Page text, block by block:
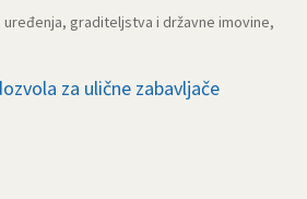
graditeljstva i državne imovine,
za ulične zabavljače